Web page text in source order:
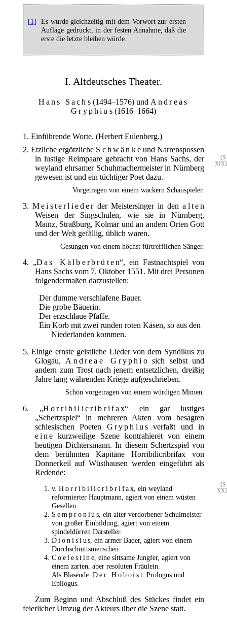
[1]
Es wurde gleichzeitig mit dem Vorwort zur ersten
Auflage gedruckt, in der festen Annahme, daß die
erste die letzte bleiben würde.
I. Altdeutsches Theater.
Hans Sachs(1494–1576) und Andreas
Gryphius(1616–1664)
1. Einführende Worte. (Herbert Eulenberg.)
2. Etzliche ergötzliche Schwänkeund Narrenspossen
in lustige Reimpaare gebracht von Hans Sachs, der
[S.
XIX]
weyland ehrsamer Schuhmachermeister in Nürnberg
gewesen ist und ein tüchtiger Poet dazu.
Vorgetragen von einem wackern Schauspieler.
3. Meisterliederder Meistersinger in denalten
Weisen der Singschulen, wie sie in Nürnberg,
Mainz, Straßburg, Kolmar und an andern Orten Gott
und der Welt gefällig, üblich waren.
Gesungen von einem höchst fürtrefflichen Sänger.
4. „Das Kälberbrüten“, ein Fastnachtspiel von
Hans Sachs vom 7. Oktober 1551. Mit drei Personen
folgendermaßen darzustellen:
Der dumme verschlafene Bauer.
Die grobe Bäuerin.
Der erzschlaue Pfaffe.
Ein Korb mit zwei runden roten Käsen, so aus den
Niederlanden kommen.
5. Einige ernste geistliche Lieder von dem Syndikus zu
Glogau,Andreae Gryphiosich selbst und
andern zum Trost nach jenem entsetzlichen, dreißig
Jahre lang währenden Kriege aufgeschrieben.
Schön vorgetragen von einem würdigen Mimen.
6. „Horribilicribrifax“ ein gar lustiges
„Schertzspiel“ in mehreren Akten vom besagten
schlesischen Poeten Gryphius verfaßt und in
eine kurzweilige Szene kontrahieret von einem
heutigen Dichtersmann. In diesem Schertzspiel von
dem berühmten Kapitäne Horribilicribrifax von
Donnerkeil auf Wüsthausen werden eingeführt als
Redende:
[S.
XX]
v.Horribilicribrifax , ein weyland
reformierter Hauptmann, agiert von einem wüsten
Gesellen.
Sempronius , ein alter verdorbener Schulmeister
von großer Einbildung, agiert von einem
spindeldürren Darsteller.
Dionisius , ein armer Bader, agiert von einem
Durchschnittsmenschen.
Coelestine , eine sittsame Jungfer, agiert von
einem zarten, aber resoluten Fräulein.
Als Blasende:Der Hoboist: Prologus und
Epilogus.
Zum Beginn und Abschluß des Stückes findet ein
feierlicher Umzug der Akteurs über die Szene statt.